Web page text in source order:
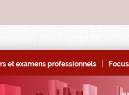
et examens professionnels | Focus